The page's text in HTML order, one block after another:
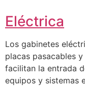
Eléctrica
Los gabinetes
placas pasacables
facilitan la entrada
equipos y sistemas